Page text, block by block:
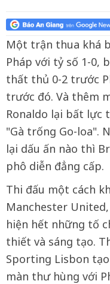
Một trận thua khá
Pháp với tỷ số 1-0,
thất thủ 0-2 trước
trước đó. Và thêm
Ronaldo lại bất lực
"Gà trống Go-loa".
lại dấu ấn nào thì
phô diễn đẳng cấp.
Thi đấu một cách
Manchester
hiện hết những tố
thiết và sáng tạo.
Sporting Lisbon
màn thư hùng với